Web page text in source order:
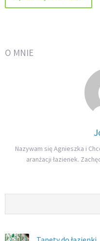
O MNIE
Nazywam się Agnieszka i
aranżacji łazienek.